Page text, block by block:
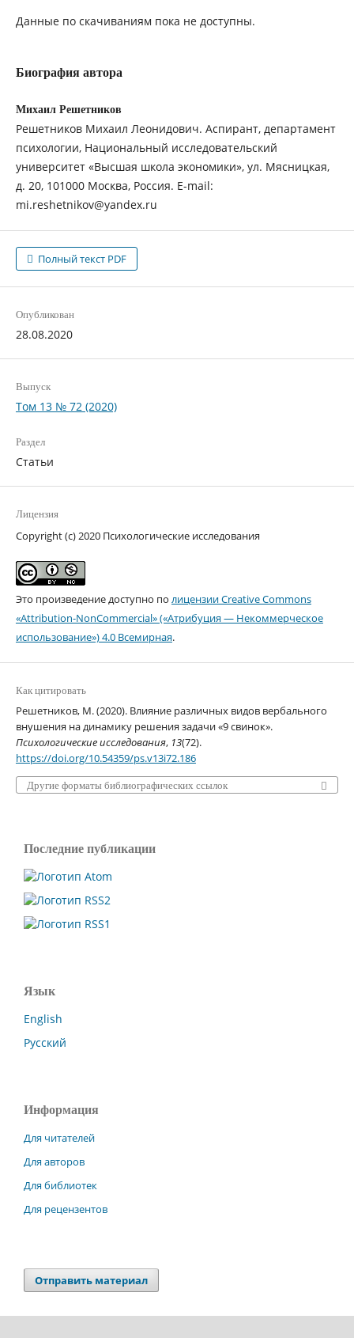
Данные по скачиваниям пока не доступны.
Биография автора
Михаил Решетников
Решетников Михаил Леонидович. Аспирант, департамент
психологии, Национальный исследовательский
университет «Высшая школа экономики», ул. Мясницкая,
д. 20, 101000 Москва, Россия. E-mail:
mi.reshetnikov@yandex.ru
Полный текст PDF
Опубликован
28.08.2020
Выпуск
Том 13 № 72 (2020)
Раздел
Статьи
Лицензия
Copyright (c) 2020 Психологические исследования
Это произведение доступно по лицензии Creative Commons
«Attribution-NonCommercial» («Атрибуция — Некоммерческое
использование») 4.0 Всемирная.
Как цитировать
Решетников, М. (2020). Влияние различных видов вербального
внушения на динамику решения задачи «9 свинок».
Психологические исследования, 13(72).
https://doi.org/10.54359/ps.v13i72.186
Другие форматы библиографических ссылок
Последние публикации
Язык
English
Русский
Информация
Для читателей
Для авторов
Для библиотек
Для рецензентов
Отправить материал